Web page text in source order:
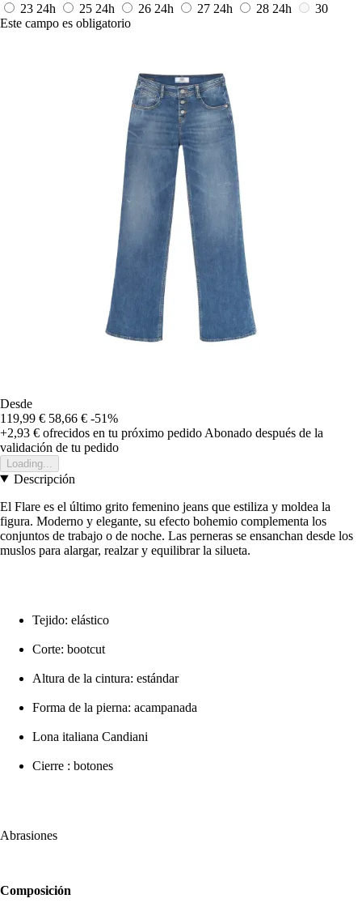
23 24h 25 24h 26 24h 27 24h 28 24h
30
Este campo es obligatorio
Desde
119,99 € 58,66 € -51%
+2,93 € ofrecidos en tu próximo pedido Abonado después de la
validación de tu pedido
Loading...
Descripción
El Flare es el último grito femenino jeans que estiliza y moldea la
figura. Moderno y elegante, su efecto bohemio complementa los
conjuntos de trabajo o de noche. Las perneras se ensanchan desde los
muslos para alargar, realzar y equilibrar la silueta.
Tejido: elástico
Corte: bootcut
Altura de la cintura: estándar
Forma de la pierna: acampanada
Lona italiana Candiani
Cierre : botones
Abrasiones
Composición